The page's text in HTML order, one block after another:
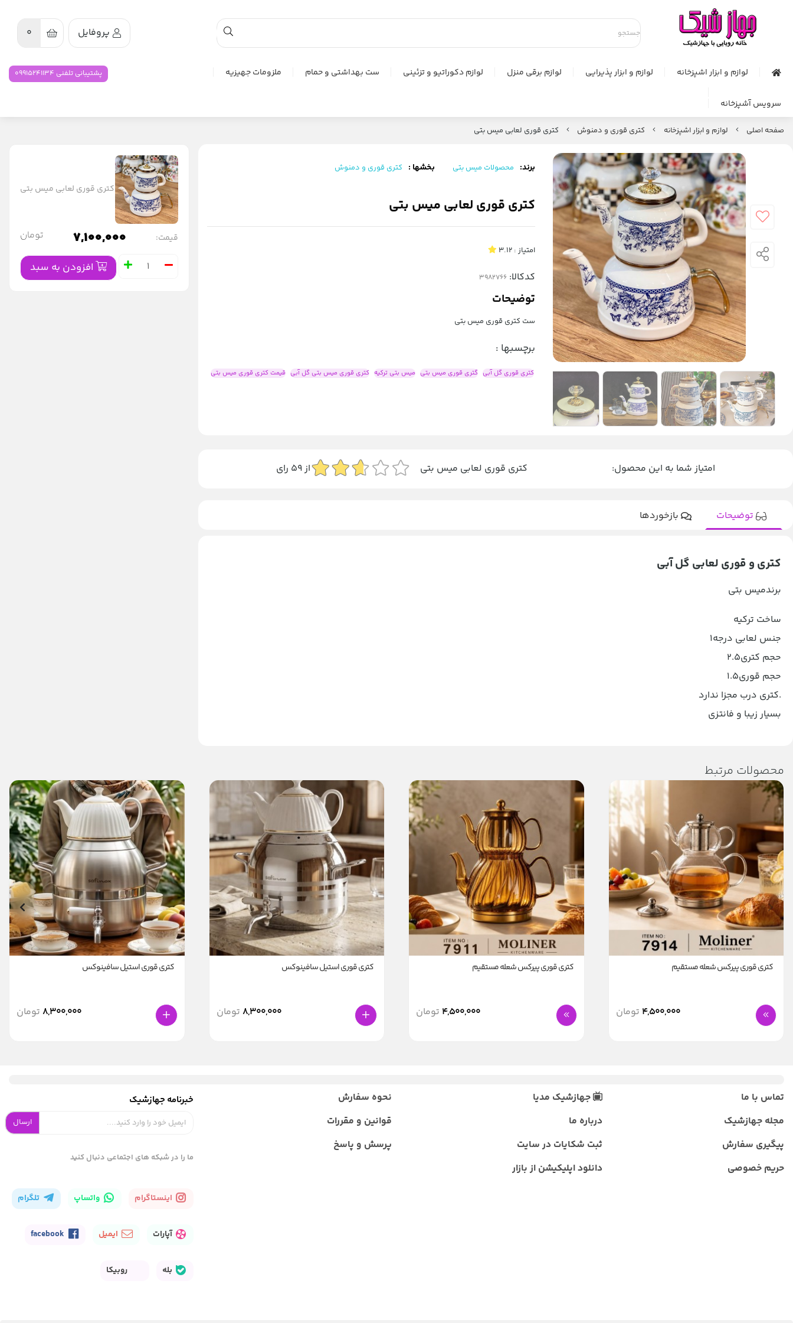
پروفایل 0
لوازم و ابزار اشپزخانه لوازم و ابزار پذیرایی لوازم برقی منزل لوازم دکوراتیو و تزئینی ست بهداشتی و حمام ملزومات جهیزیه
سرویس آشپزخانه
پشتیبانی تلفنی 09915241134
صفحه اصلی لوازم و ابزار اشپزخانه کتری قوری و دمنوش کتری قوری لعابی میس بتی
برند: محصولات میس بتی بخشها : کتری قوری و دمنوش
کتری قوری لعابی میس بتی
امتیاز : 3.12
کدکالا:
توضیحات
ست کتری قوری میس بتی
برچسبها :
کتری قوری گل آبی گتری قوری میس بتی میس بتی ترکیه کتری قوری میس بتی گل آبی قیمت کتری قوری میس بتی
امتیاز شما به این محصول: کتری قوری لعابی میس بتی از59 رای
توضیحات بازخوردها
کتری و قوری لعابی گل آبی
برندمیس بتی
ساخت ترکیه
جنس لعابی درجه1
حجم کتری2.5
حجم قوری1.5
.کتری درب مجزا ندارد
بسیار زیبا و فانتزی
کتری قوری لعابی میس بتی
قیمت: 7,100,000 تومان
افزودن به سبد
محصولات مرتبط
کتری قوری پیرکس شعله مستقیم
4,500,000 تومان
کتری قوری پیرکس شعله مستقیم
4,500,000 تومان
کتری قوری استیل سافینوکس
8,300,000 تومان
کتری قوری استیل سافینوکس
8,300,000 تومان
تماس با ما جهازشیک مدیا
نحوه سفارش
مجله جهازشیک
درباره ما
قوانین و مقررات
پیگیری سفارش
ثبت شکایات در سایت
پرسش و پاسخ
حریم خصوصی
دانلود اپلیکیشن از بازار
خبرنامه جهازشیک
ارسال
ما را در شبکه های اجتماعی دنبال کنید
اینستاگرام واتساپ تلگرام
آپارات ایمیل
بله روبیکا